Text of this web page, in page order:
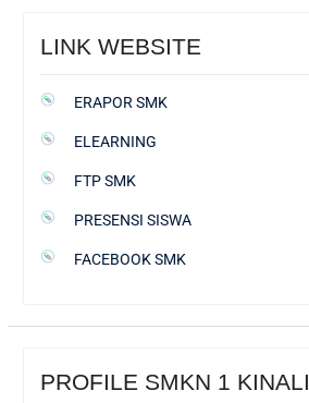
LINK WEBSITE
ERAPOR SMK
ELEARNING
FTP SMK
PRESENSI SISWA
FACEBOOK SMK
PROFILE SMKN 1 KINALI